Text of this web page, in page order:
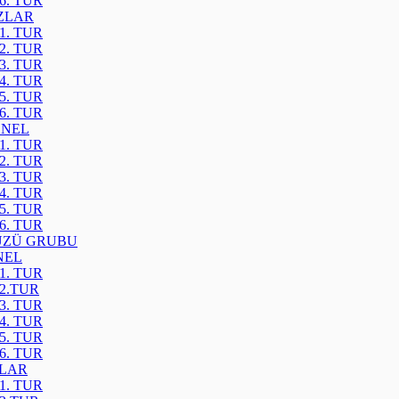
1. TUR
2. TUR
3. TUR
4. TUR
5. TUR
6. TUR
1. TUR
2. TUR
3. TUR
4. TUR
5. TUR
6. TUR
GRUBU
1. TUR
2.TUR
3. TUR
4. TUR
5. TUR
6. TUR
1. TUR